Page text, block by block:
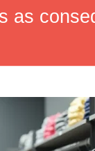
as